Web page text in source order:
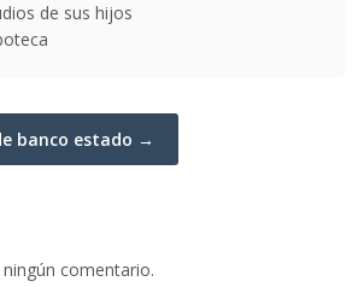
de sus hijos
banco estado →
comentario.